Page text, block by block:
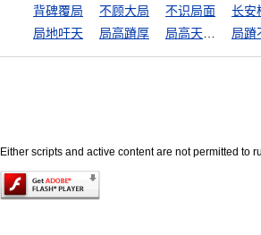
背碑覆局 不顾大局 不识局面 长安
局地吁天
局高蹐厚 局蹐
Either scripts and active content are not permitted to